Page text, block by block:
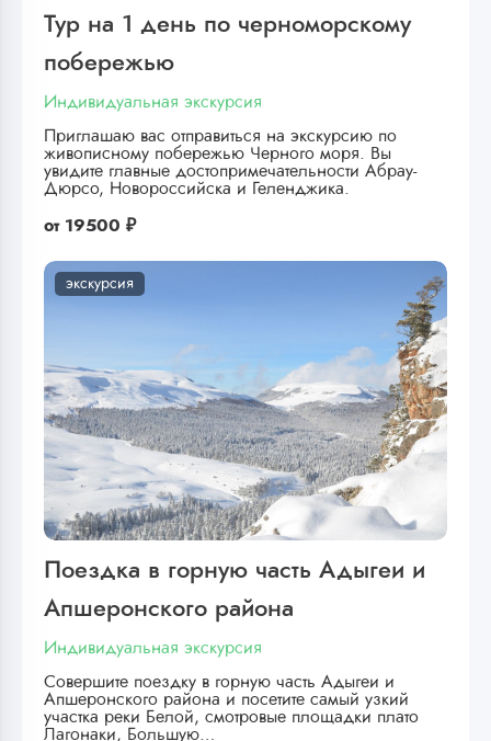
Тур на 1 день по черноморскому
побережью
Индивидуальная экскурсия
Приглашаю вас отправиться на экскурсию по
живописному побережью Черного моря. Вы
увидите главные достопримечательности Абрау-
Дюрсо, Новороссийска и Геленджика.
от 19500 ₽
экскурсия
Поездка в горную часть Адыгеи и
Апшеронского района
Индивидуальная экскурсия
Совершите поездку в горную часть Адыгеи и
Апшеронского района и посетите самый узкий
участка реки Белой, смотровые площадки плато
Лагонаки, Большую…